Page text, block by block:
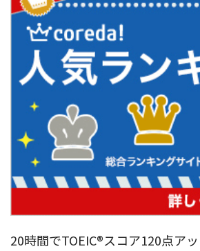
20時間でTOEIC®︎スコア120点ア